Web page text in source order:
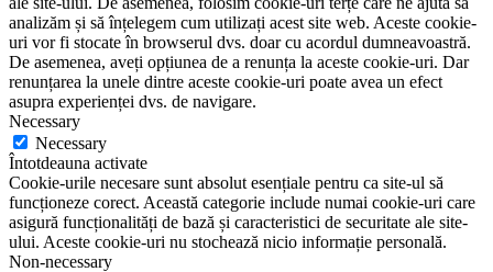
analizăm și să înțelegem cum utilizați acest site web. Aceste cookie-
uri vor fi stocate în browserul dvs. doar cu acordul dumneavoastră.
De asemenea, aveți opțiunea de a renunța la aceste cookie-uri. Dar
renunțarea la unele dintre aceste cookie-uri poate avea un efect
asupra experienței dvs. de navigare.
Necessary
Necessary
Întotdeauna activate
Cookie-urile necesare sunt absolut esențiale pentru ca site-ul să
funcționeze corect. Această categorie include numai cookie-uri care
asigură funcționalități de bază și caracteristici de securitate ale site-
ului. Aceste cookie-uri nu stochează nicio informație personală.
Non-necessary